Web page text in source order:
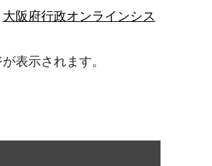
大阪府行政オンラインシス
表示されます。